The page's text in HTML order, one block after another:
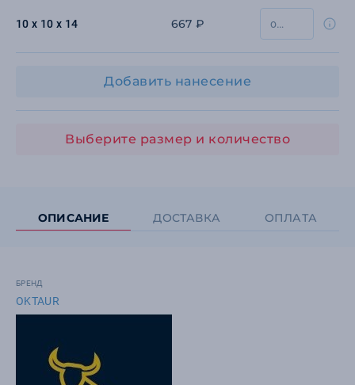
10 х 10 х 14 667 ₽
Добавить нанесение
Выберите размер и количество
ОПИСАНИЕ ДОСТАВКА ОПЛАТА
БРЕНД
OKTAUR